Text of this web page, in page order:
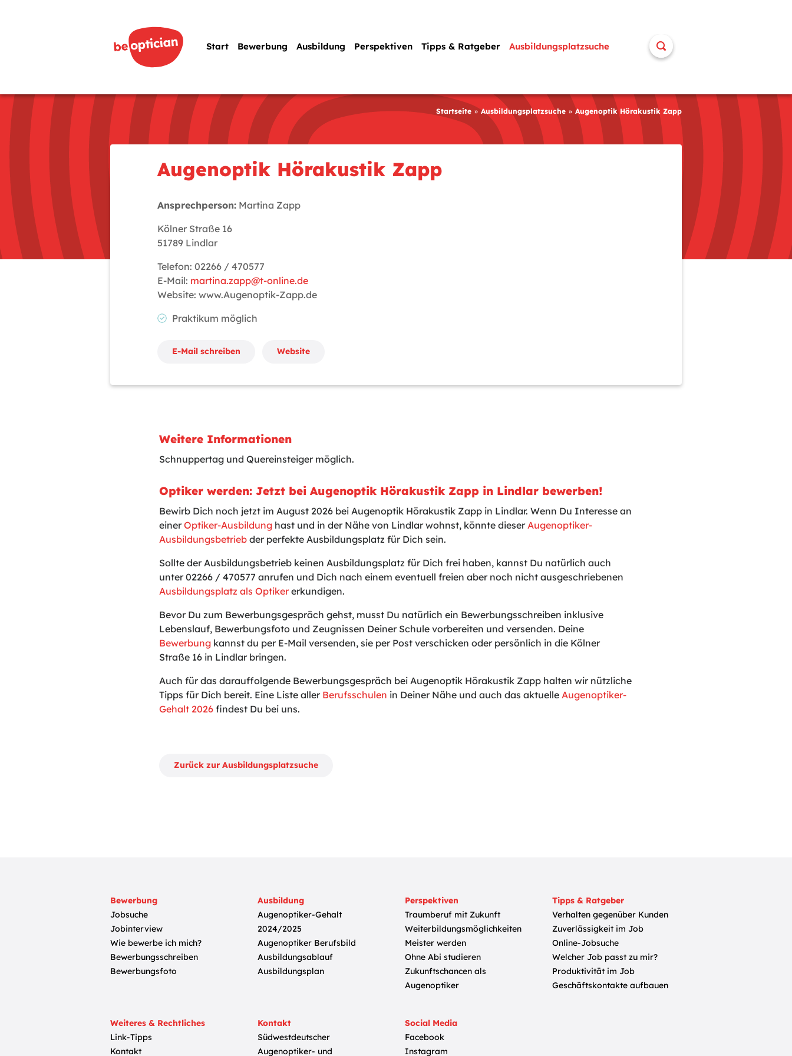
Start Bewerbung Ausbildung Perspektiven Tipps & Ratgeber Ausbildungsplatzsuche
Startseite Ausbildungsplatzsuche Augenoptik Hörakustik Zapp
Augenoptik Hörakustik Zapp
Ansprechperson: Martina Zapp
Kölner Straße 16
51789 Lindlar
Telefon: 02266 / 470577
E-Mail: martina.zapp@t-online.de
Website: www.Augenoptik-Zapp.de
Praktikum möglich
E-Mail schreiben Website
Weitere Informationen
Schnuppertag und Quereinsteiger möglich.
Optiker werden: Jetzt bei Augenoptik Hörakustik Zapp in Lindlar bewerben!
Bewirb Dich noch jetzt im August 2026 bei Augenoptik Hörakustik Zapp in Lindlar. Wenn Du Interesse an
einerOptiker-Ausbildung hast und in der Nähe von Lindlar wohnst, könnte dieserAugenoptiker-
Ausbildungsbetrieb der perfekte Ausbildungsplatz für Dich sein.
Sollte der Ausbildungsbetrieb keinen Ausbildungsplatz für Dich frei haben, kannst Du natürlich auch
unter 02266 / 470577 anrufen und Dich nach einem eventuell freien aber noch nicht ausgeschriebenen
Ausbildungsplatz als Optiker erkundigen.
Bevor Du zum Bewerbungsgespräch gehst, musst Du natürlich ein Bewerbungsschreiben inklusive
Lebenslauf, Bewerbungsfoto und Zeugnissen Deiner Schule vorbereiten und versenden. Deine
Bewerbung kannst du per E-Mail versenden, sie per Post verschicken oder persönlich in die Kölner
Straße 16 in Lindlar bringen.
Auch für das darauffolgende Bewerbungsgespräch bei Augenoptik Hörakustik Zapp halten wir nützliche
Tipps für Dich bereit. Eine Liste aller Berufsschulen in Deiner Nähe und auch das aktuelleAugenoptiker-
Gehalt 2026 findest Du bei uns.
Zurück zur Ausbildungsplatzsuche
Bewerbung
Jobsuche
Jobinterview
Wie bewerbe ich mich?
Bewerbungsschreiben
Bewerbungsfoto
Ausbildung
Augenoptiker-Gehalt
2024/2025
Augenoptiker Berufsbild
Ausbildungsablauf
Ausbildungsplan
Perspektiven
Traumberuf mit Zukunft
Weiterbildungsmöglichkeiten
Meister werden
Ohne Abi studieren
Zukunftschancen als
Augenoptiker
Tipps & Ratgeber
Verhalten gegenüber Kunden
Zuverlässigkeit im Job
Online-Jobsuche
Welcher Job passt zu mir?
Produktivität im Job
Geschäftskontakte aufbauen
Weiteres & Rechtliches
Link-Tipps
Kontakt
Kontakt
Südwestdeutscher
Augenoptiker- und
Social Media
Facebook
Instagram